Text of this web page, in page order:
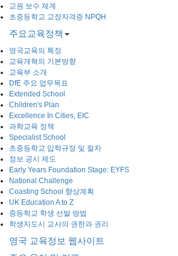
교원 보수 체계
초중등학교 교장자격증 NPQH
주요교육정책
영국교육의 특징
교육개혁의 기본방향
교육부 소개
DfE 주요 업무목표
Extended School
Children's Plan
Excellence In Cities, EIC
과학교육 정책
Specialist School
초중등학교 입학규정 및 절차
정보 공시 제도
Early Years Foundation Stage: EYFS
National Challenge
Coasting School 향상계획
UK Education A to Z
중등학교 학생 선발 방법
학생지도시 교사의 권한과 권리
영국 교육정보 웹사이트